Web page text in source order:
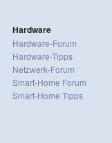
Hardware
Hardware-Forum
Hardware-Tipps
Netzwerk-Forum
Smart-Home Forum
Smart-Home Tipps